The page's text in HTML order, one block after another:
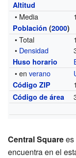
Altitud
• Media
Población (2000)
• Total
• Densidad
Huso horario
• enverano
Código ZIP
Código de área
Central Squarees
encuentra en el